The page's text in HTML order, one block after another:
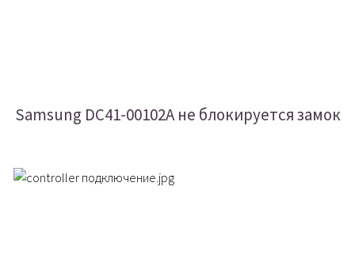
Samsung DC41-00102A не блокируется замок